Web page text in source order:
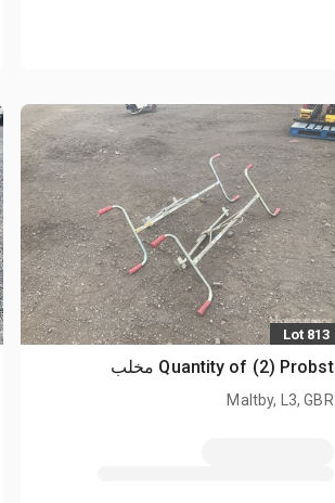
Lot 813
Quantity of (2) Probst مخلب
Maltby, L3, GBR